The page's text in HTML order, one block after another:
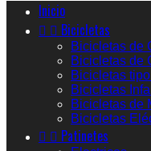
Inicio
  Bicicletas
Bicicletas de
Bicicletas de
Bicicletas
Bicicletas
Bicicletas de
Bicicletas
  Patinetes